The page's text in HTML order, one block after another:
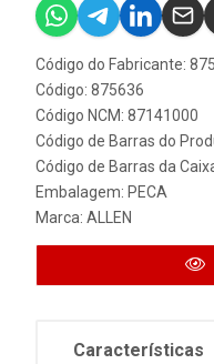
Código do Fabricante:
Código: 875636
Código NCM: 87141000
Código de Barras do
Código de Barras da
Embalagem: PECA
Marca: ALLEN
Características